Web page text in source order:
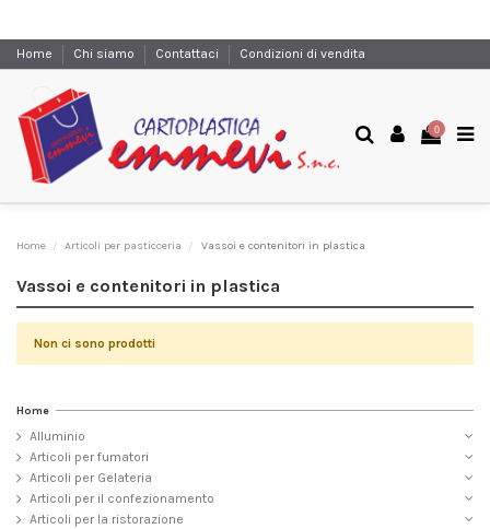
Home Chi siamo Contattaci Condizioni di vendita
0
Home Articoli per pasticceria Vassoi e contenitori in plastica
Vassoi e contenitori in plastica
Non ci sono prodotti
Home
Alluminio
Articoli per fumatori
Articoli per Gelateria
Articoli per il confezionamento
Articoli per la ristorazione